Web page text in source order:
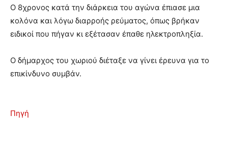
Ο 8χρονος κατά την διάρκεια του αγώνα έπιασε μια
κολόνα και λόγω διαρροής ρεύματος, όπως βρήκαν
ειδικοί που πήγαν κι εξέτασαν έπαθε ηλεκτροπληξία.
Ο δήμαρχος του χωριού διέταξε να γίνει έρευνα για το
επικίνδυνο συμβάν.
Πηγή